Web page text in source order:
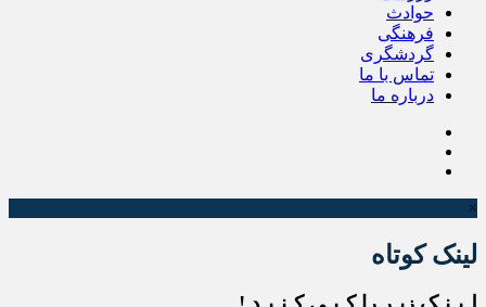
حوادث
فرهنگی
گردشگری
تماس با ما
درباره ما
×
لینک کوتاه